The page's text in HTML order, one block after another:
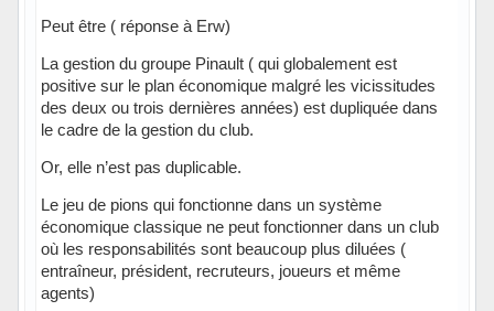
Peut être ( réponse à Erw)
La gestion du groupe Pinault ( qui globalement est
positive sur le plan économique malgré les vicissitudes
des deux ou trois dernières années) est dupliquée dans
le cadre de la gestion du club.
Or, elle n’est pas duplicable.
Le jeu de pions qui fonctionne dans un système
économique classique ne peut fonctionner dans un club
où les responsabilités sont beaucoup plus diluées (
entraîneur, président, recruteurs, joueurs et même
agents)